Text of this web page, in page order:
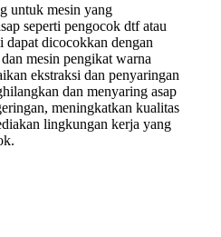
untuk mesin yang
seperti pengocok dtf atau
dapat dicocokkan dengan
mesin pengikat warna
ekstraksi dan penyaringan
dan menyaring asap
meningkatkan kualitas
lingkungan kerja yang